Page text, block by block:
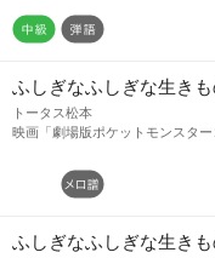
ふしぎなふしぎな生き
トータス松本
映画「劇場版ポケットモンスター
ふしぎなふしぎな生き